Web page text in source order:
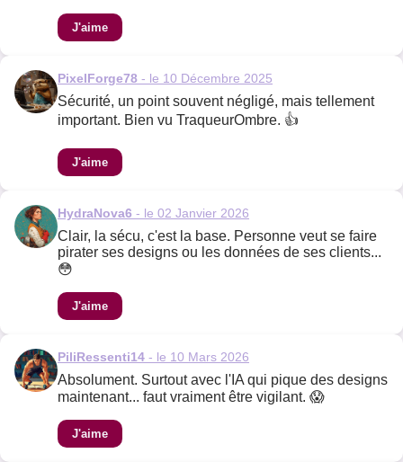
J'aime
PixelForge78 - le 10 Décembre 2025
Sécurité, un point souvent négligé, mais tellement
important. Bien vu TraqueurOmbre. 👍
J'aime
HydraNova6 - le 02 Janvier 2026
Clair, la sécu, c'est la base. Personne veut se faire
pirater ses designs ou les données de ses clients...
😳
J'aime
PiliRessenti14 - le 10 Mars 2026
Absolument. Surtout avec l'IA qui pique des designs
maintenant... faut vraiment être vigilant. 😱
J'aime